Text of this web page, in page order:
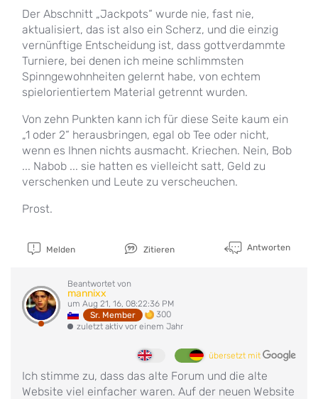
Der Abschnitt „Jackpots“ wurde nie, fast nie,
aktualisiert, das ist also ein Scherz, und die einzig
vernünftige Entscheidung ist, dass gottverdammte
Turniere, bei denen ich meine schlimmsten
Spinngewohnheiten gelernt habe, von echtem
spielorientiertem Material getrennt wurden.
Von zehn Punkten kann ich für diese Seite kaum ein
„1 oder 2“ herausbringen, egal ob Tee oder nicht,
wenn es Ihnen nichts ausmacht. Kriechen. Nein, Bob
... Nabob ... sie hatten es vielleicht satt, Geld zu
verschenken und Leute zu verscheuchen.
Prost.
Melden Zitieren Antworten
Beantwortet von
mannixx
um Aug 21, 16, 08:22:36 PM
Sr. Member
300
zuletzt aktiv vor einem Jahr
übersetzt mit
Ich stimme zu, dass das alte Forum und die alte
Website viel einfacher waren. Auf der neuen Website